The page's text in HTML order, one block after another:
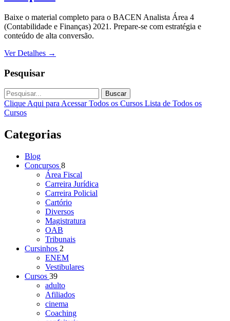
Baixe o material completo para o BACEN Analista Área 4
(Contabilidade e Finanças) 2021. Prepare-se com estratégia e
conteúdo de alta conversão.
Ver Detalhes →
Pesquisar
Buscar
Clique Aqui para Acessar Todos os Cursos Lista de Todos os
Cursos
Categorias
Blog
Concursos 8
Área Fiscal
Carreira Jurídica
Carreira Policial
Cartório
Diversos
Magistratura
OAB
Tribunais
Cursinhos 2
ENEM
Vestibulares
Cursos 39
adulto
Afiliados
cinema
Coaching